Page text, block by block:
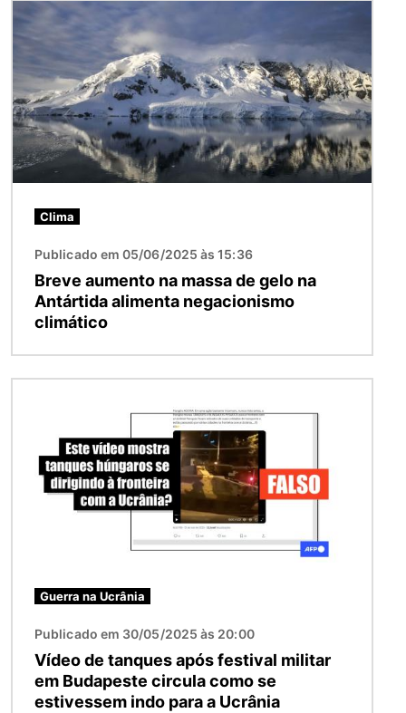
Imagem
Clima
Publicado em 05/06/2025 às 15:36
Breve aumento na massa de gelo na
Antártida alimenta negacionismo
climático
Guerra na Ucrânia
Publicado em 30/05/2025 às 20:00
Vídeo de tanques após festival militar
em Budapeste circula como se
estivessem indo para a Ucrânia